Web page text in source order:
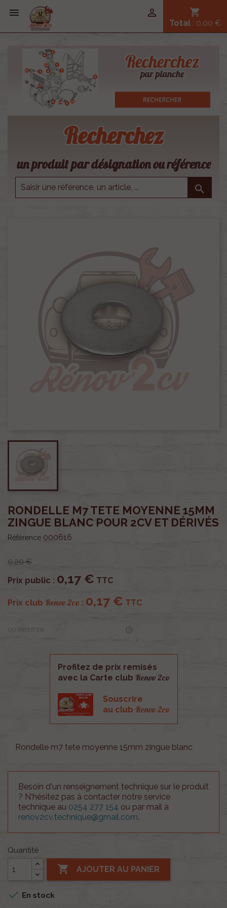
 shopping_cart
Total : 0,00 €

Recherchez
un produit par désignation ou référence

RONDELLE M7 TETE MOYENNE 15MM
ZINGUE BLANC POUR 2CV ET DÉRIVÉS
Référence 000616
0,20 €
Prix public : 0,17 € TTC
Prix club Renov 2cv : 0,17 € TTC
OU PAYER EN
Profitez de prix remisés
avec la Carte club Renov 2cv
Souscrire
au club Renov 2cv
Rondelle m7 tete moyenne 15mm zingue blanc
Besoin d'un renseignement technique sur le produit
? N'hésitez pas à contacter notre service
technique au 0254 277 154 ou par mail à
renov2cv.technique@gmail.com.
Quantité
 AJOUTER AU PANIER
 En stock